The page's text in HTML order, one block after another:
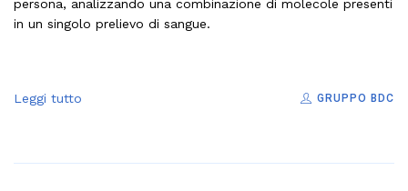
persona, analizzando una combinazione di molecole presenti
in un singolo prelievo di sangue.
Leggi tutto GRUPPO BDC